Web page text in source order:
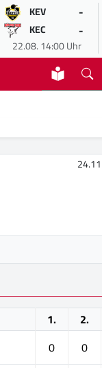
KEV -
KEC -
22.08. 14:00 Uhr
1. 2.
0 0